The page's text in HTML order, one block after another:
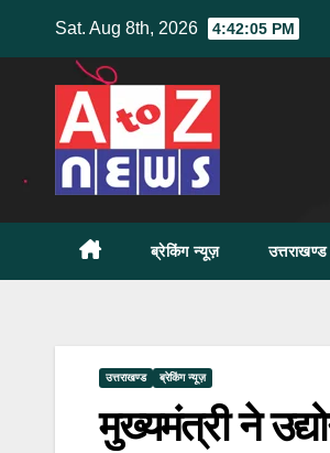
content
Sat. Aug 8th, 2026 4:42:06 PM
ब्रेकिंग न्यूज़ उत्तराखण्ड
उत्तराखण्ड ब्रेकिंग न्यूज़
मुख्यमंत्री ने